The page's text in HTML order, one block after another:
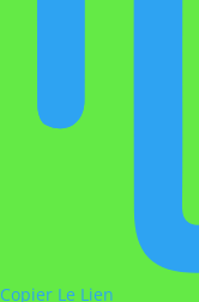
Copier Le Lien